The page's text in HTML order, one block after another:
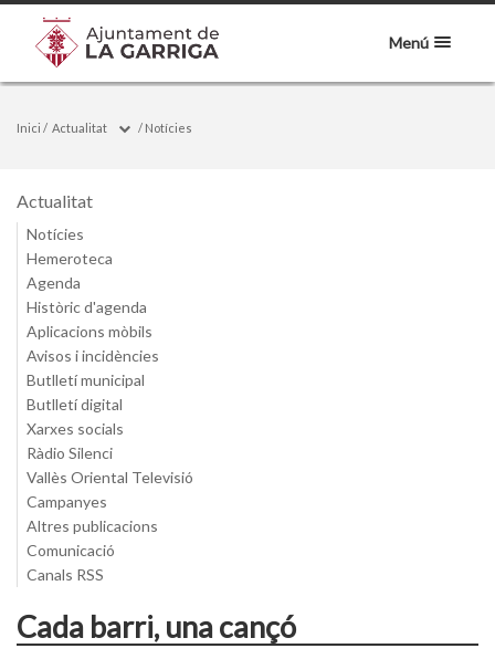
Menú
Inici / Actualitat / Notícies
Actualitat
Notícies
Hemeroteca
Agenda
Històric d'agenda
Aplicacions mòbils
Avisos i incidències
Butlletí municipal
Butlletí digital
Xarxes socials
Ràdio Silenci
Vallès Oriental Televisió
Campanyes
Altres publicacions
Comunicació
Canals RSS
Cada barri, una cançó